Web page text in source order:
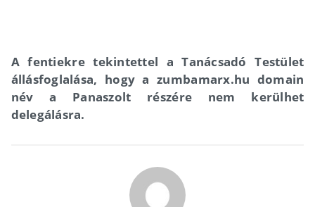
A fentiekre tekintettel a Tanácsadó Testület
állásfoglalása, hogy a zumbamarx.hu domain
név a Panaszolt részére nem kerülhet
delegálásra.